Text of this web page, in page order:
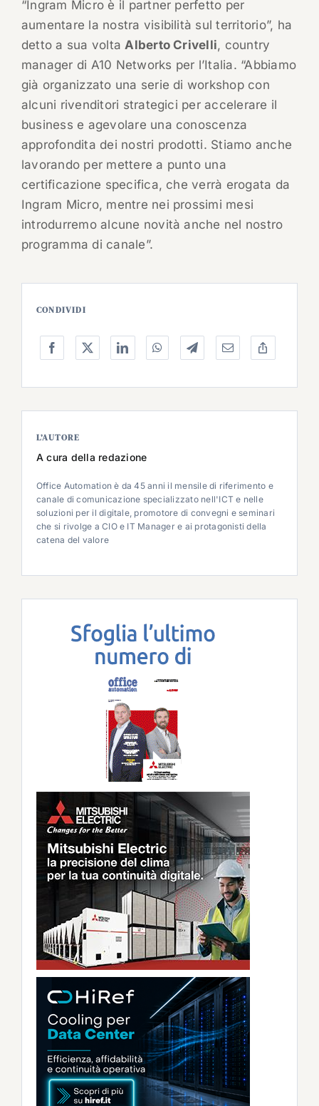
“Ingram Micro è il partner perfetto per
aumentare la nostra visibilità sul territorio”, ha
detto a sua voltaAlberto Crivelli, country
manager di A10 Networks per l’Italia. “Abbiamo
già organizzato una serie di workshop con
alcuni rivenditori strategici per accelerare il
business e agevolare una conoscenza
approfondita dei nostri prodotti. Stiamo anche
lavorando per mettere a punto una
certificazione specifica, che verrà erogata da
Ingram Micro, mentre nei prossimi mesi
introdurremo alcune novità anche nel nostro
programma di canale”.
CONDIVIDI
L’AUTORE
A cura della redazione
Office Automation è da 45 anni il mensile di riferimento e
canale di comunicazione specializzato nell'ICT e nelle
soluzioni per il digitale, promotore di convegni e seminari
che si rivolge a CIO e IT Manager e ai protagonisti della
catena del valore